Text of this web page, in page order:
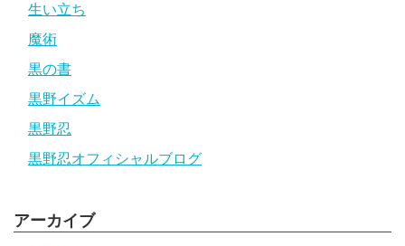
生い立ち
魔術
黒の書
黒野イズム
黒野忍
黒野忍オフィシャルブログ
アーカイブ